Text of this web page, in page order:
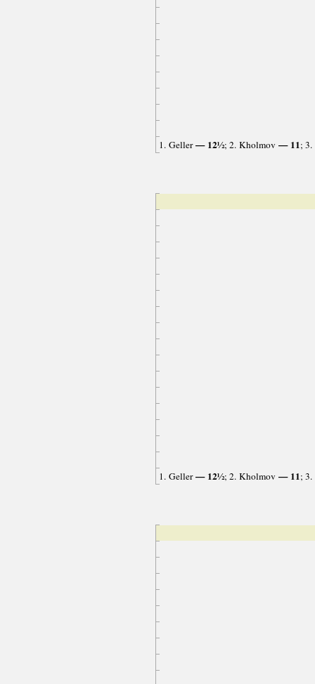
1. Geller— 12½; 2. Kholmov — 11; 3.
1. Geller— 12½; 2. Kholmov — 11; 3.